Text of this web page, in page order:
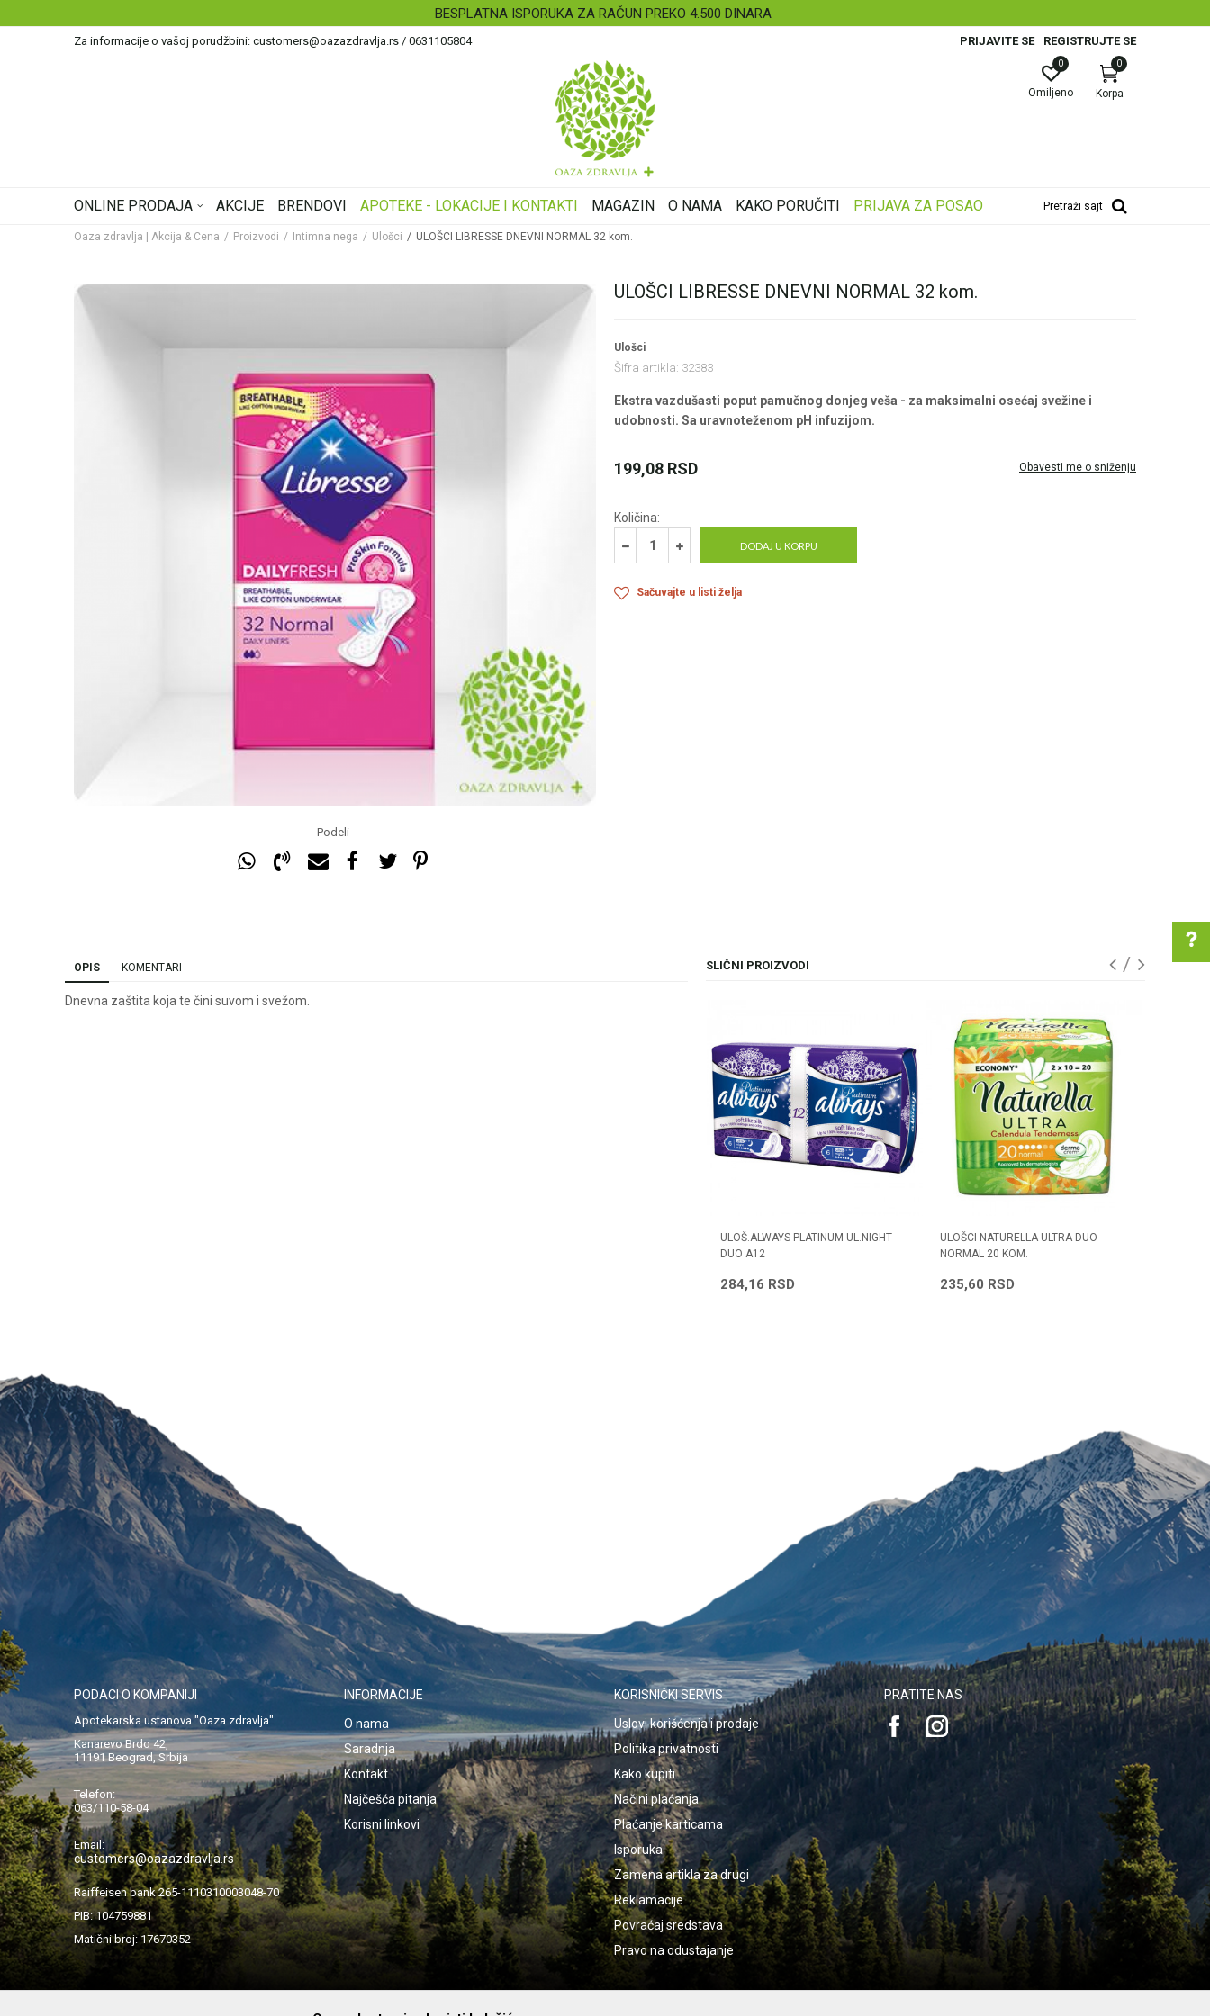
BESPLATNA ISPORUKA ZA RAČUN PREKO 4.500 DINARA
Za informacije o vašoj porudžbini: customers@oazazdravlja.rs / 0631105804 PRIJAVITE SE REGISTRUJTE SE
Korpa
0
Omiljeno
0
ONLINE PRODAJA AKCIJE BRENDOVI APOTEKE - LOKACIJE I KONTAKTI MAGAZIN O NAMA KAKO PORUČITI PRIJAVA ZA POSAO Pretraži sajt
Oaza zdravlja | Akcija & Cena Proizvodi Intimna nega Ulošci ULOŠCI LIBRESSE DNEVNI NORMAL 32 kom.
Podeli
ULOŠCI LIBRESSE DNEVNI NORMAL 32 kom.
Ulošci
Šifra artikla: 32383
Ekstra vazdušasti poput pamučnog donjeg veša - za maksimalni osećaj svežine i
udobnosti. Sa uravnoteženom pH infuzijom.
199,08 RSD Obavesti me o sniženju
Količina:
DODAJ U KORPU
Sačuvajte u listi želja
Pomoć pri kupovini
Za više informacija u
vezi online porudžbine
pišite nam:
customers@oazazdravlja.rs
ili pozovite:
+381631105804
OPIS KOMENTARI
Dnevna zaštita koja te čini suvom i svežom.
SLIČNI PROIZVODI
ULOŠ.ALWAYS PLATINUM UL.NIGHT
DUO A12
284,16 RSD
ULOŠCI NATURELLA ULTRA DUO
NORMAL 20 KOM.
235,60 RSD
PODACI O KOMPANIJI
Apotekarska ustanova "Oaza zdravlja"
Kanarevo Brdo 42,
11191 Beograd, Srbija
Telefon:
063/110-58-04
Email:
customers@oazazdravlja.rs
Raiffeisen bank 265-1110310003048-70
PIB: 104759881
Matični broj: 17670352
INFORMACIJE
O nama
Saradnja
Kontakt
Najčešća pitanja
Korisni linkovi
KORISNIČKI SERVIS
Uslovi korišćenja i prodaje
Politika privatnosti
Kako kupiti
Načini plaćanja
Plaćanje karticama
Isporuka
Zamena artikla za drugi
Reklamacije
Povraćaj sredstava
Pravo na odustajanje
PRATITE NAS